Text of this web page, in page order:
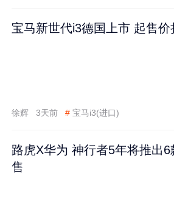
宝马新世代i3德国上市 起售
徐辉 3天前 # 宝马i3(进口)
路虎X华为 神行者5年将推出
售